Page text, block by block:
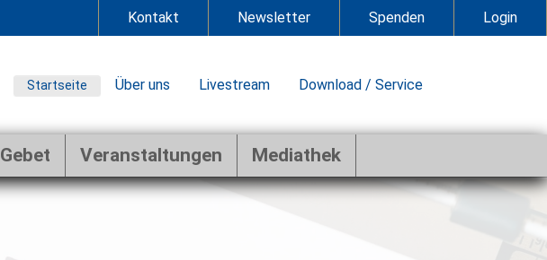
Kontakt Newsletter Spenden Login
Startseite Über uns Livestream Download / Service
Gebet Veranstaltungen Mediathek